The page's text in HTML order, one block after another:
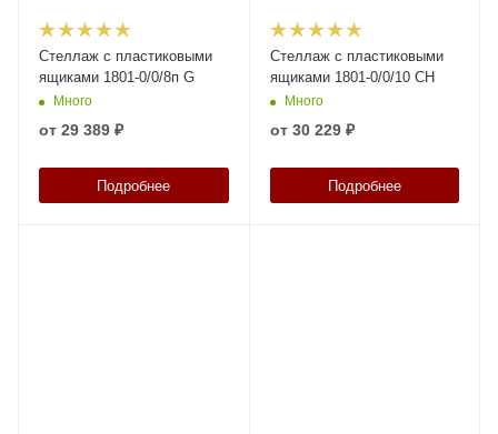
Стеллаж с пластиковыми
ящиками 1801-0/0/8п G
Много
от 29 389 ₽
Подробнее
Стеллаж с пластиковыми
ящиками 1801-0/0/10 CH
Много
от 30 229 ₽
Подробнее